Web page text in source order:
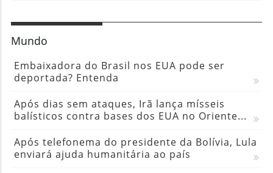
Mundo
Embaixadora do Brasil nos EUA pode ser
deportada? Entenda
Após dias sem ataques, Irã lança mísseis
balísticos contra bases dos EUA no Oriente...
Após telefonema do presidente da Bolívia, Lula
enviará ajuda humanitária ao país